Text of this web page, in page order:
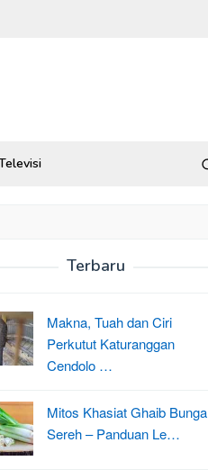
Terbaru
Makna, Tuah dan Ciri
Perkutut Katuranggan
Cendolo …
Mitos Khasiat Ghaib Bunga
Sereh – Panduan Le…